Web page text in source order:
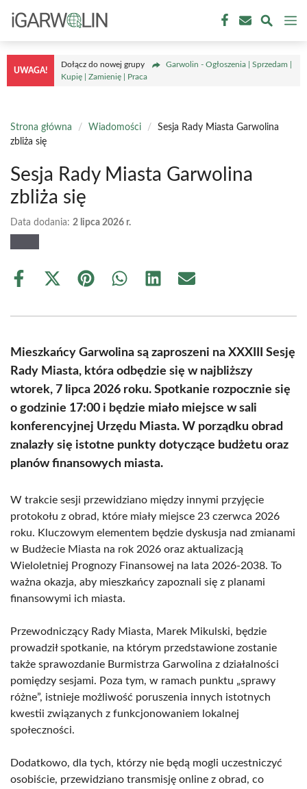
treści
UWAGA!
Dołącz do nowej grupy
Garwolin - Ogłoszenia | Sprzedam |
Kupię | Zamienię | Praca
Strona główna / Wiadomości /
Sesja Rady Miasta Garwolina
zbliża się
Sesja Rady Miasta Garwolina
zbliża się
Data dodania: 2 lipca 2026 r.
Share
Share
(Twitter)
Share Share Share Share
Mieszkańcy Garwolina są zaproszeni na XXXIII Sesję
Rady Miasta, która odbędzie się w najbliższy
wtorek, 7 lipca 2026 roku. Spotkanie rozpocznie się
o godzinie 17:00 i będzie miało miejsce w sali
konferencyjnej Urzędu Miasta. W porządku obrad
znalazły się istotne punkty dotyczące budżetu oraz
planów finansowych miasta.
W trakcie sesji przewidziano między innymi przyjęcie
protokołu z obrad, które miały miejsce 23 czerwca 2026
roku. Kluczowym elementem będzie dyskusja nad zmianami
w Budżecie Miasta na rok 2026 oraz aktualizacją
Wieloletniej Prognozy Finansowej na lata 2026-2038. To
ważna okazja, aby mieszkańcy zapoznali się z planami
finansowymi ich miasta.
Przewodniczący Rady Miasta, Marek Mikulski, będzie
prowadził spotkanie, na którym przedstawione zostanie
także sprawozdanie Burmistrza Garwolina z działalności
pomiędzy sesjami. Poza tym, w ramach punktu „sprawy
różne”, istnieje możliwość poruszenia innych istotnych
kwestii związanych z funkcjonowaniem lokalnej
społeczności.
Dodatkowo, dla tych, którzy nie będą mogli uczestniczyć
osobiście, przewidziano transmisję online z obrad, co